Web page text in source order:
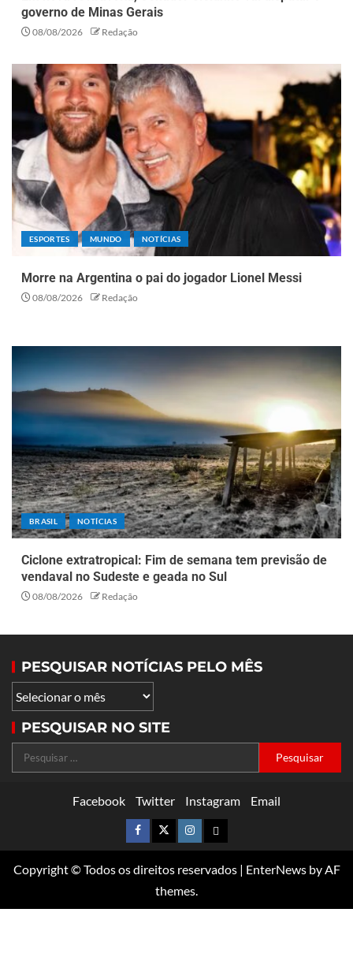
governo de Minas Gerais
08/08/2026 Redação
ESPORTES MUNDO NOTÍCIAS
Morre na Argentina o pai do jogador Lionel Messi
08/08/2026 Redação
BRASIL NOTÍCIAS
Ciclone extratropical: Fim de semana tem previsão de
vendaval no Sudeste e geada no Sul
08/08/2026 Redação
PESQUISAR NOTÍCIAS PELO MÊS
PESQUISAR NO SITE
Facebook Twitter Instagram Email
Copyright © Todos os direitos reservados | EnterNewsby AF
themes.